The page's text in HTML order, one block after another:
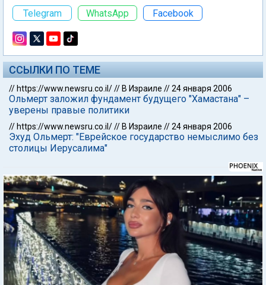
Telegram
WhatsApp Facebook
ССЫЛКИ ПО ТЕМЕ
// https://www.newsru.co.il/// В Израиле //24 января 2006
Ольмерт заложил фундамент будущего "Хамастана" –
уверены правые политики
// https://www.newsru.co.il/// В Израиле //24 января 2006
Эхуд Ольмерт: "Еврейское государство немыслимо без
столицы Иерусалима"